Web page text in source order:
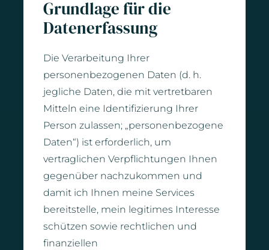
Grundlage für die
Datenerfassung
Die Verarbeitung Ihrer
personenbezogenen Daten (d. h.
jegliche Daten, die mit vertretbaren
Mitteln eine Identifizierung Ihrer
Person zulassen; „personenbezogene
Daten“) ist erforderlich, um
vertraglichen Verpflichtungen Ihnen
gegenüber nachzukommen und
damit ich Ihnen meine Services
bereitstelle, mein legitimes Interesse
schützen sowie rechtlichen und
finanziellen